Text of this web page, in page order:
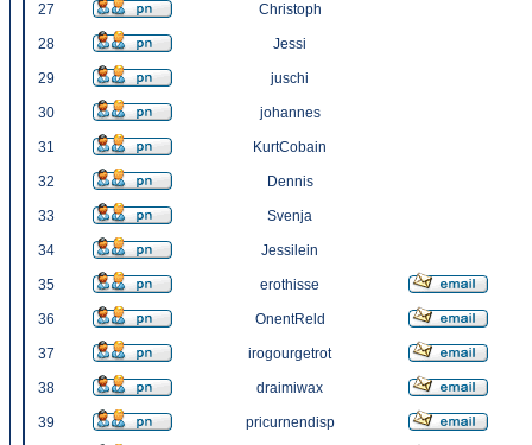
27 Christoph
28 Jessi
29 juschi
30 johannes
31 KurtCobain
32 Dennis
33 Svenja
34 Jessilein
35 erothisse
36 OnentReld
37 irogourgetrot
38 draimiwax
39 pricurnendisp